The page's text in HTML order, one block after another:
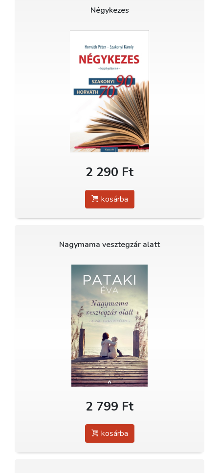
Négykezes
2 290 Ft
kosárba
Nagymama vesztegzár alatt
2 799 Ft
kosárba